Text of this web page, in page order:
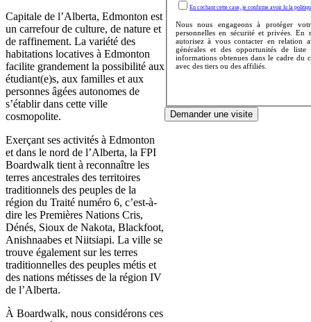
Capitale de l’Alberta, Edmonton est
un carrefour de culture, de nature et
de raffinement. La variété des
habitations locatives à Edmonton
facilite grandement la possibilité aux
étudiant(e)s, aux familles et aux
personnes âgées autonomes de
s’établir dans cette ville
cosmopolite.
Exerçant ses activités à Edmonton
et dans le nord de l’Alberta, la FPI
Boardwalk tient à reconnaître les
terres ancestrales des territoires
traditionnels des peuples de la
région du Traité numéro 6, c’est-à-
dire les Premières Nations Cris,
Dénés, Sioux de Nakota, Blackfoot,
Anishnaabes et Niitsiapi. La ville se
trouve également sur les terres
traditionnelles des peuples métis et
des nations métisses de la région IV
de l’Alberta.
À Boardwalk, nous considérons ces
En cochant cette case, je confirme avoir lu la
Nous nous engageons à protéger
personnelles en sécurité et privées.
autorisez à vous contacter en relation
générales et des opportunités de
informations obtenues dans le cadre du
avec des tiers ou des affiliés.
Demander une visite